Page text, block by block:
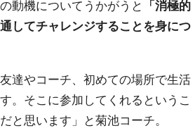
動機についてうかがうと
「消極的
してチャレンジすることを身につ
達やコーチ、初めての場所で生活
。そこに参加してくれるというこ
と思います」と菊池コーチ。